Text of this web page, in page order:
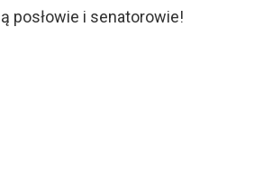
posłowie i senatorowie!